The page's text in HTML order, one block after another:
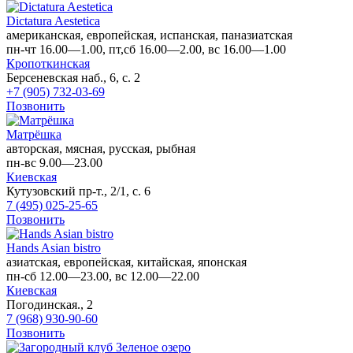
Dictatura Aestetica
американская, европейская, испанская, паназиатская
пн-чт 16.00—1.00, пт,сб 16.00—2.00, вс 16.00—1.00
Кропоткинская
Берсеневская наб., 6, с. 2
+7 (905) 732-03-69
Позвонить
Матрёшка
авторская, мясная, русская, рыбная
пн-вс 9.00—23.00
Киевская
Кутузовский пр-т., 2/1, с. 6
7 (495) 025-25-65
Позвонить
Hands Asian bistro
азиатская, европейская, китайская, японская
пн-сб 12.00—23.00, вс 12.00—22.00
Киевская
Погодинская., 2
7 (968) 930-90-60
Позвонить